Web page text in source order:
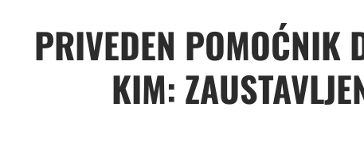
PRIVEDEN POMOĆNIK
KIM: